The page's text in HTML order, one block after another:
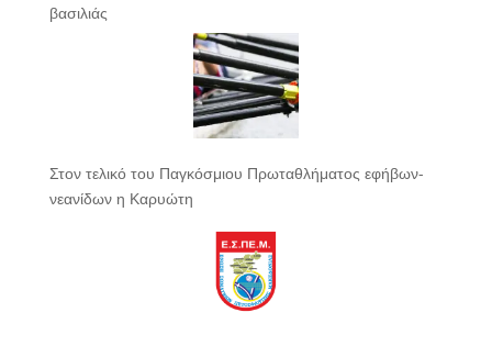
βασιλιάς
Στον τελικό του Παγκόσμιου Πρωταθλήματος εφήβων-
νεανίδων η Καρυώτη